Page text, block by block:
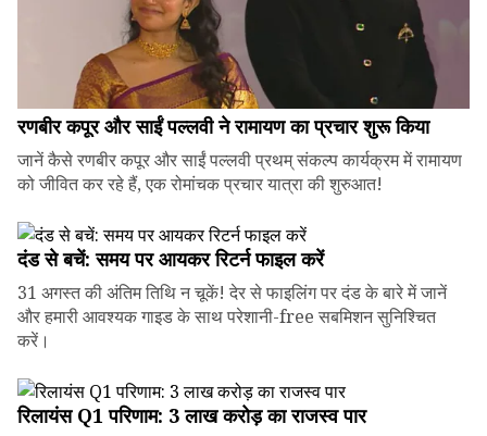
रणबीर कपूर और साईं पल्लवी ने रामायण का प्रचार शुरू किया
जानें कैसे रणबीर कपूर और साईं पल्लवी प्रथम् संकल्प कार्यक्रम में रामायण
को जीवित कर रहे हैं, एक रोमांचक प्रचार यात्रा की शुरुआत!
दंड से बचें: समय पर आयकर रिटर्न फाइल करें
31 अगस्त की अंतिम तिथि न चूकें! देर से फाइलिंग पर दंड के बारे में जानें
और हमारी आवश्यक गाइड के साथ परेशानी-free सबमिशन सुनिश्चित
करें।
रिलायंस Q1 परिणाम: ₹3 लाख करोड़ का राजस्व पार